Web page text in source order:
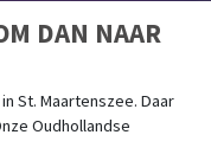
DAN NAAR
in St. Maartenszee. Daar
Oudhollandse